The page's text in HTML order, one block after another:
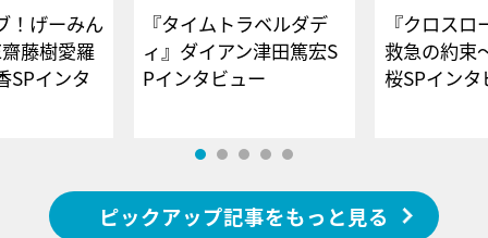
！げーみん
藤樹愛羅
SPインタ
『タイムトラベルダデ
ィ』ダイアン津田篤宏S
Pインタビュー
『クロス
救急の約束
桜SPイ
ピックアップ記事をもっと見る